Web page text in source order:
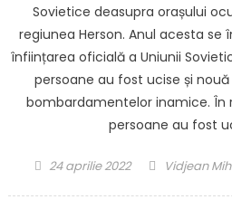
Sovietice deasupra orașului
regiunea Herson. Anul acesta se
înființarea oficială a Uniunii
persoane au fost ucise și
bombardamentelor inamice. În
persoane au fost
Posted
24 aprilie 2022 Author
Vidjean